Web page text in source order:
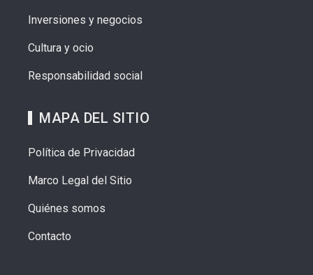
Inversiones y negocios
Cultura y ocio
Responsabilidad social
MAPA DEL SITIO
Política de Privacidad
Marco Legal del Sitio
Quiénes somos
Contacto